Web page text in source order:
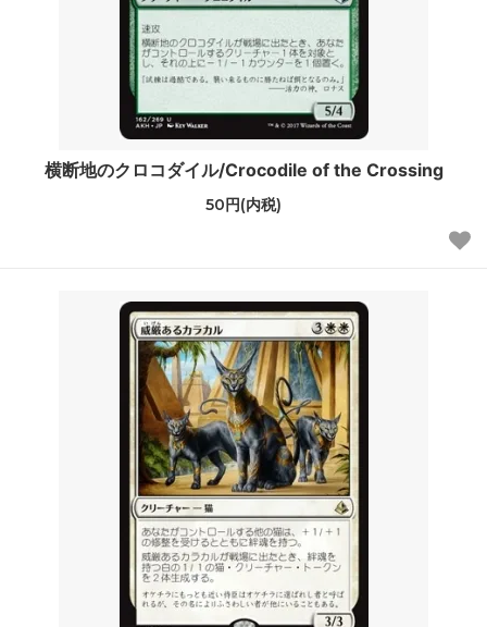
横断地のクロコダイル/Crocodile of the Crossing
50円(内税)